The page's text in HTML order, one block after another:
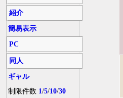
紹介
簡易表示
PC
同人
ギャル
制限件数 1/5/10/30